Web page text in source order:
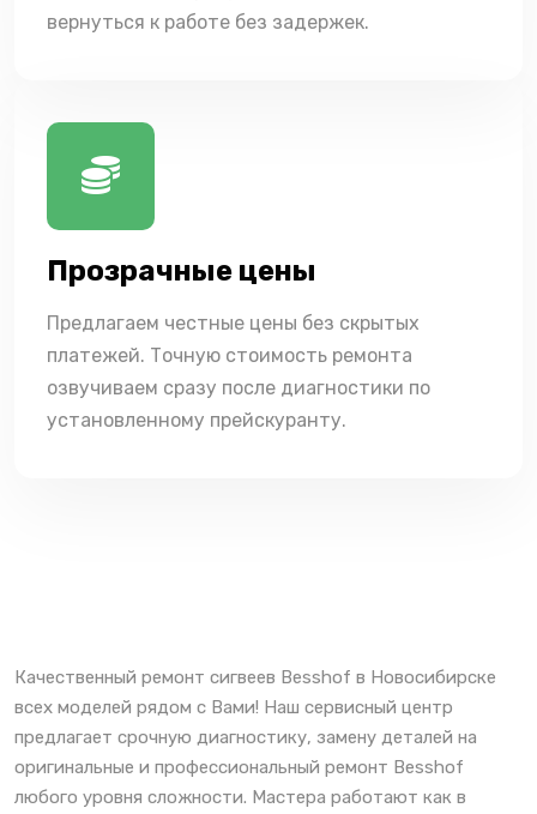
вернуться к работе без задержек.
Прозрачные цены
Предлагаем честные цены без скрытых
платежей. Точную стоимость ремонта
озвучиваем сразу после диагностики по
установленному прейскуранту.
Качественный ремонт сигвеев Besshof в Новосибирске
всех моделей рядом с Вами! Наш сервисный центр
предлагает срочную диагностику, замену деталей на
оригинальные и профессиональный ремонт Besshof
любого уровня сложности. Мастера работают как в